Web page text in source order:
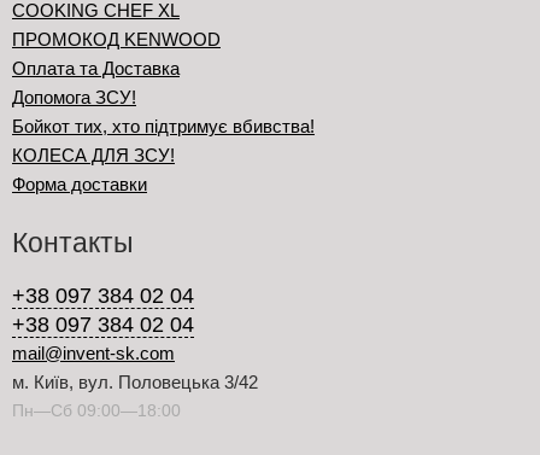
COOKING CHEF XL
ПРОМОКОД KENWOOD
Оплата та Доставка
Допомога ЗСУ!
Бойкот тих, хто підтримує вбивства!
КОЛЕСА ДЛЯ ЗСУ!
Форма доставки
Контакты
+38 097 384 02 04
+38 097 384 02 04
mail@invent-sk.com
м. Київ, вул. Половецька 3/42
Пн—Сб 09:00—18:00